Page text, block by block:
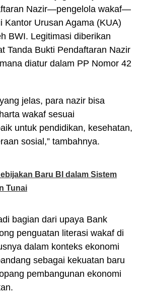
Nazir—pengelola wakaf—
Kantor Urusan Agama (KUA)
BWI. Legitimasi diberikan
Tanda Bukti Pendaftaran Nazir
diatur dalam PP Nomor 42
jelas, para nazir bisa
wakaf sesuai
untuk pendidikan, kesehatan,
sosial,” tambahnya.
Baru BI dalam Sistem
Tunai
bagian dari upaya Bank
penguatan literasi wakaf di
dalam konteks ekonomi
sebagai kekuatan baru
pembangunan ekonomi